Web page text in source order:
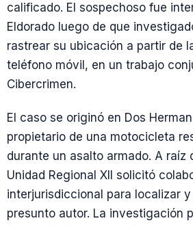
calificado. El sospechoso fue
Eldorado luego de que
rastrear su ubicación a partir de
teléfono móvil, en un trabajo
Cibercrimen.
El caso se originó en Dos
propietario de una motocicleta
durante un asalto armado. A raíz
Unidad Regional XII solicitó
interjurisdiccional para localizar y
presunto autor. La investigación